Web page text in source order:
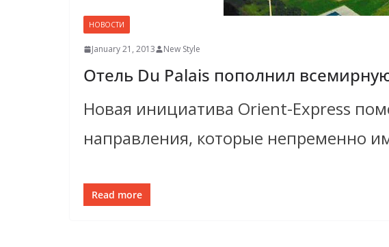
НОВОСТИ
January 21, 2013 New Style
Отель Du Palais пополнил
Новая инициатива Orient-Express
направления, которые непременно
Read more